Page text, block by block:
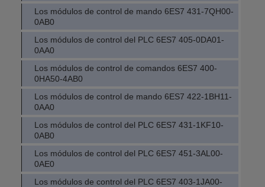
Los módulos de control de mando 6ES7 431-7QH00-
0AB0
Los módulos de control del PLC 6ES7 405-0DA01-
0AA0
Los módulos de control de comandos 6ES7 400-
0HA50-4AB0
Los módulos de control de mando 6ES7 422-1BH11-
0AA0
Los módulos de control del PLC 6ES7 431-1KF10-
0AB0
Los módulos de control del PLC 6ES7 451-3AL00-
0AE0
Los módulos de control del PLC 6ES7 403-1JA00-